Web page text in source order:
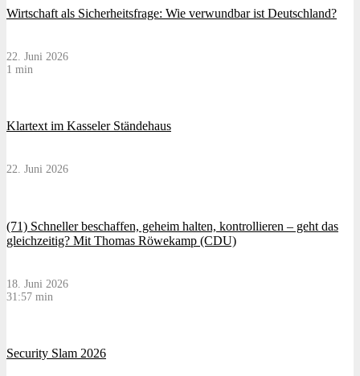
Wirtschaft als Sicherheitsfrage: Wie verwundbar ist Deutschland?
22. Juni 2026
1 min
Klartext im Kasseler Ständehaus
22. Juni 2026
(71) Schneller beschaffen, geheim halten, kontrollieren – geht das
gleichzeitig? Mit Thomas Röwekamp (CDU)
18. Juni 2026
31:57 min
Security Slam 2026